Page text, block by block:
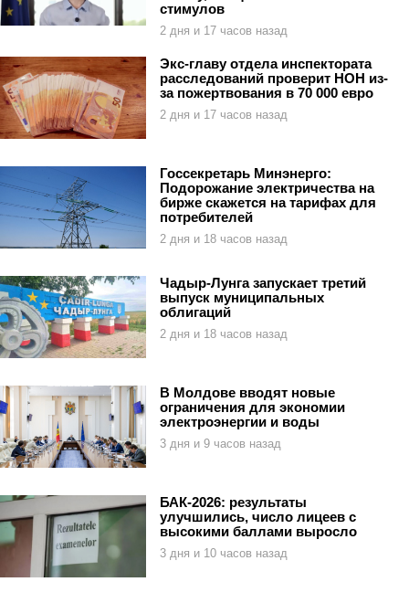
стимулов
2 дня и 17 часов назад
Экс-главу отдела инспектората
расследований проверит НОН из-
за пожертвования в 70 000 евро
2 дня и 17 часов назад
Госсекретарь Минэнерго:
Подорожание электричества на
бирже скажется на тарифах для
потребителей
2 дня и 18 часов назад
Чадыр-Лунга запускает третий
выпуск муниципальных
облигаций
2 дня и 18 часов назад
В Молдове вводят новые
ограничения для экономии
электроэнергии и воды
3 дня и 9 часов назад
БАК-2026: результаты
улучшились, число лицеев с
высокими баллами выросло
3 дня и 10 часов назад